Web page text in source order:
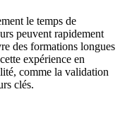
le temps de
peuvent rapidement
des formations longues
expérience en
comme la validation
clés.